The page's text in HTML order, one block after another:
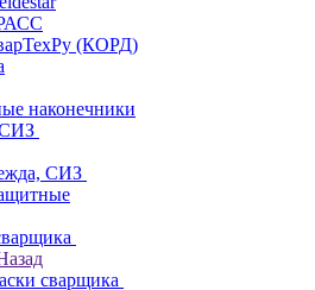
(КОРД)
наконечники
СИЗ
сварщика